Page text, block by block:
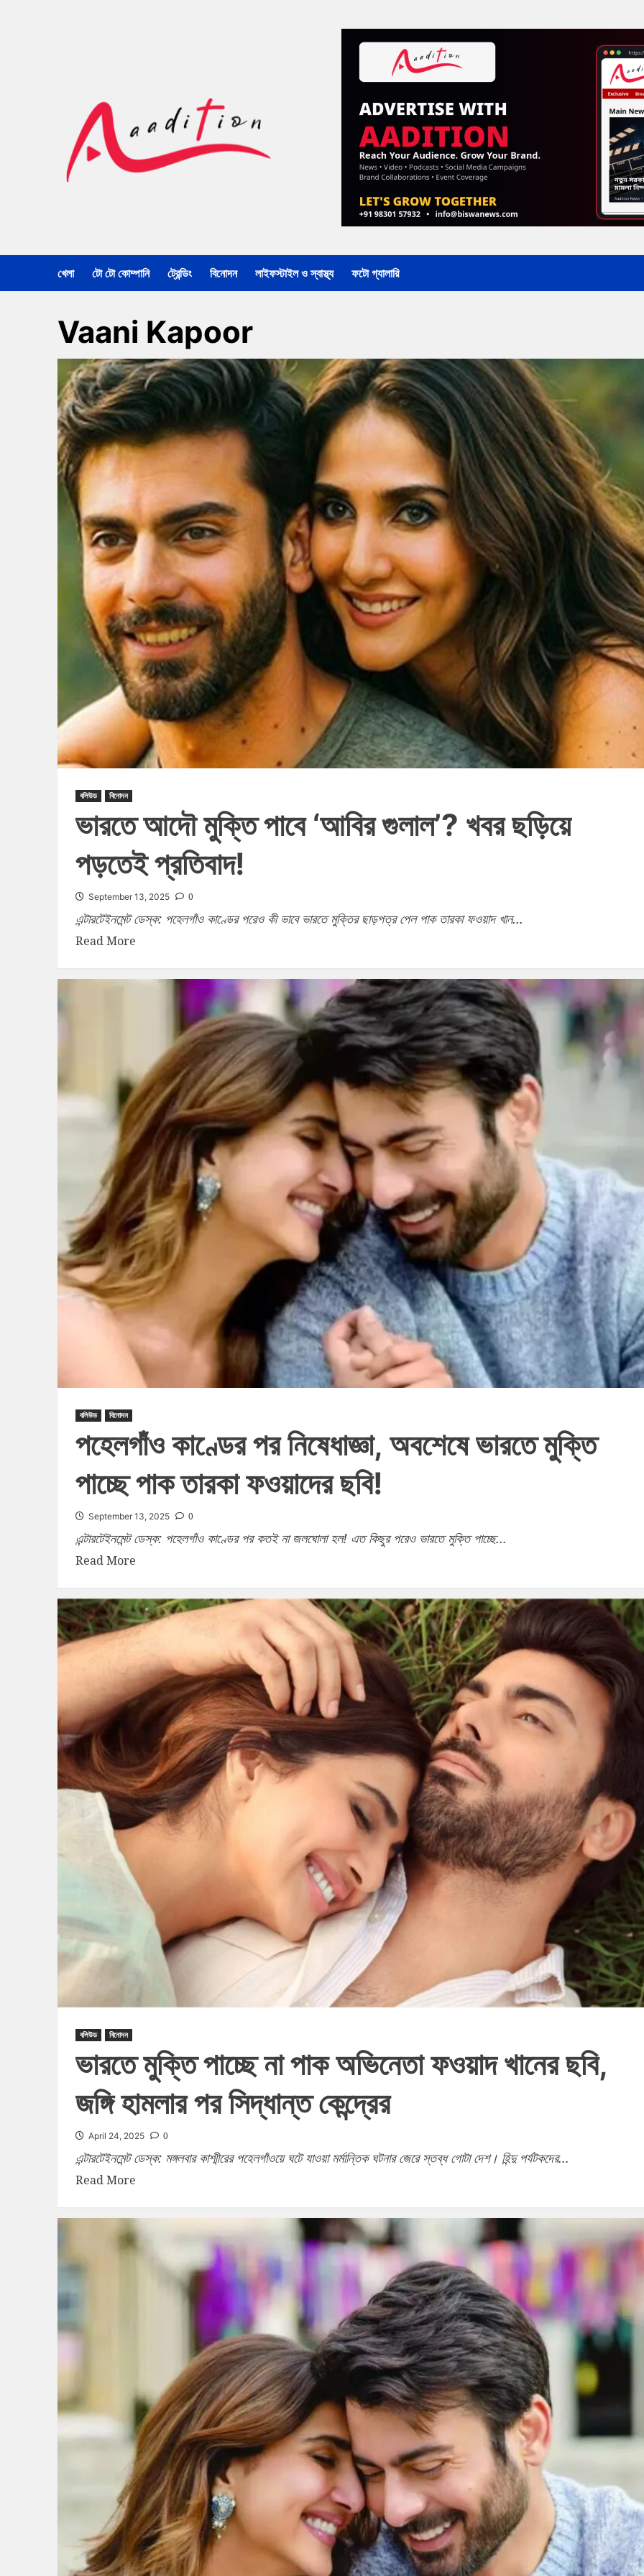
খেলা টো টো কোম্পানি ট্রেন্ডিং বিনোদন লাইফস্টাইল ও স্বাস্থ্য ফটো গ্যালারি
Vaani Kapoor
বলিউড বিনোদন
ভারতে আদৌ মুক্তি পাবে ‘আবির গুলাল’? খবর ছড়িয়ে
পড়তেই প্রতিবাদ!
September 13, 2025 0
এন্টারটেইনমেন্ট ডেস্ক: পহেলগাঁও কাণ্ডের পরেও কী ভাবে ভারতে মুক্তির ছাড়পত্র পেল পাক তারকা ফওয়াদ খান...
Read More
বলিউড বিনোদন
পহেলগাঁও কাণ্ডের পর নিষেধাজ্ঞা, অবশেষে ভারতে মুক্তি
পাচ্ছে পাক তারকা ফওয়াদের ছবি!
September 13, 2025 0
এন্টারটেইনমেন্ট ডেস্ক: পহেলগাঁও কাণ্ডের পর কতই না জলঘোলা হল! এত কিছুর পরেও ভারতে মুক্তি পাচ্ছে...
Read More
বলিউড বিনোদন
ভারতে মুক্তি পাচ্ছে না পাক অভিনেতা ফওয়াদ খানের ছবি,
জঙ্গি হামলার পর সিদ্ধান্ত কেন্দ্রের
April 24, 2025 0
এন্টারটেইনমেন্ট ডেস্ক: মঙ্গলবার কাশ্মীরের পহেলগাঁওয়ে ঘটে যাওয়া মর্মান্তিক ঘটনার জেরে স্তব্ধ গোটা দেশ। হিন্দু পর্যটকদের...
Read More